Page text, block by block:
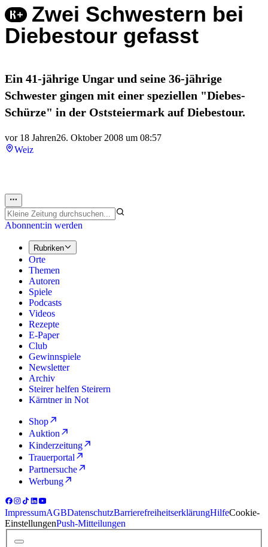
Zwei Schwestern bei
Diebestour gefasst
Ein 41-jährige Ungar und seine 36-jährige
Schwester gingen mit einer speziellen "Diebes-
Schürze" in der Oststeiermark auf Diebestour.
vor 18 Jahren26. Oktober 2008 um 08:57
Weiz
Abonnent:in werden
Rubriken
Orte
Themen
Autoren
Spiele
Podcasts
Videos
Rezepte
E-Paper
Club
Gewinnspiele
Newsletter
Archiv
Steirer helfen Steirern
Kärntner in Not
Shop
Auktion
Kinderzeitung
Trauerportal
Partnersuche
Werbung
ImpressumAGBDatenschutzBarrierefreiheitserklärungHilfeCookie-
EinstellungenPush-Mitteilungen